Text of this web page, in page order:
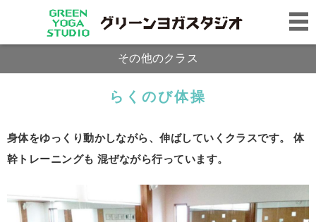
その他のクラス
らくのび体操
身体をゆっくり動かしながら、伸ばしていくクラスです。 体
幹トレーニングも 混ぜながら行っています。